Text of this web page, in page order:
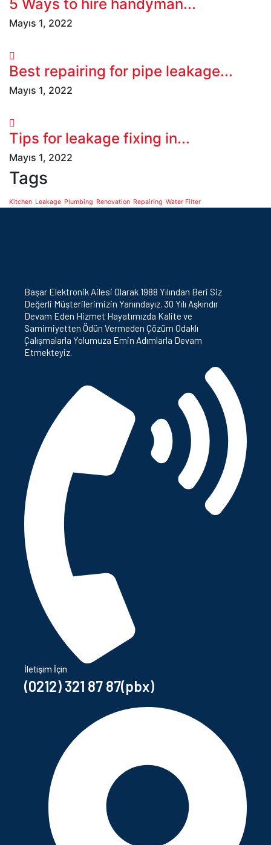
5 Ways to hire handyman...
Mayıs 1, 2022
Best repairing for pipe leakage...
Mayıs 1, 2022
Tips for leakage fixing in...
Mayıs 1, 2022
Tags
Kitchen Leakage Plumbing Renovation Repairing Water Filter
Başar Elektronik Ailesi Olarak 1988 Yılından Beri Siz
Değerli Müşterilerimizin Yanındayız. 30 Yılı Aşkındır
Devam Eden Hizmet Hayatımızda Kalite ve
Samimiyetten Ödün Vermeden Çözüm Odaklı
Çalışmalarla Yolumuza Emin Adımlarla Devam
Etmekteyiz.
İletişim İçin
(0212) 321 87 87(pbx)